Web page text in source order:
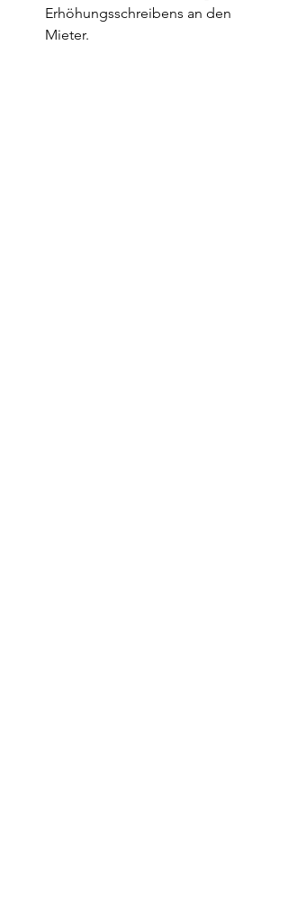
Erhöhungsschreibens an den
Mieter.